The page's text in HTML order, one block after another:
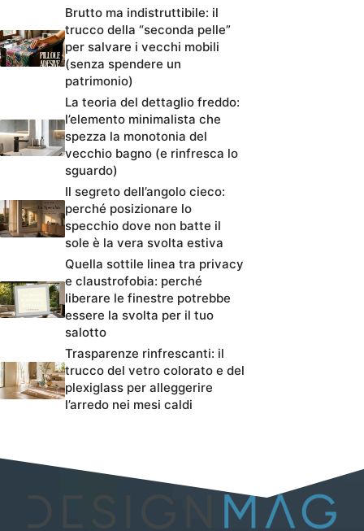
Brutto ma indistruttibile: il
trucco della “seconda pelle”
per salvare i vecchi mobili
(senza spendere un
patrimonio)
La teoria del dettaglio freddo:
l’elemento minimalista che
spezza la monotonia del
vecchio bagno (e rinfresca lo
sguardo)
Il segreto dell’angolo cieco:
perché posizionare lo
specchio dove non batte il
sole è la vera svolta estiva
Quella sottile linea tra privacy
e claustrofobia: perché
liberare le finestre potrebbe
essere la svolta per il tuo
salotto
Trasparenze rinfrescanti: il
trucco del vetro colorato e del
plexiglass per alleggerire
l’arredo nei mesi caldi